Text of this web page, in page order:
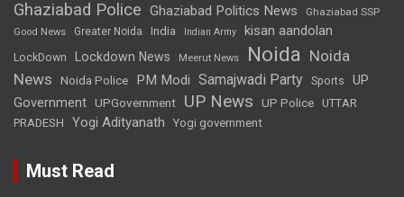
Ghaziabad Police Ghaziabad Politics News Ghaziabad SSP
Good News Greater Noida India Indian Army kisan aandolan
LockDown Lockdown News Meerut News Noida Noida
News
Noida Police PM Modi Samajwadi Party Sports
UP
Government UPGovernment UP News UP Police
UTTAR
PRADESH
Yogi Adityanath Yogi government
Must Read